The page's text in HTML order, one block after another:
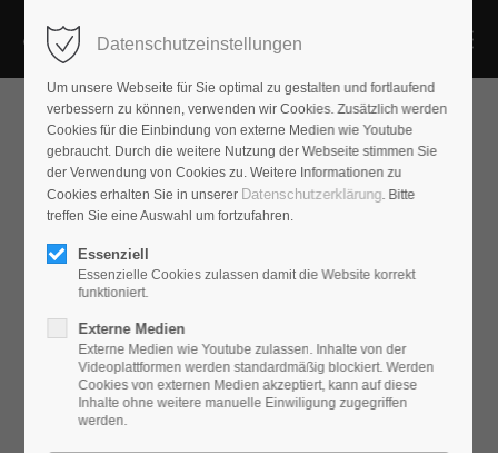
Datenschutzeinstellungen
Um unsere Webseite für Sie optimal zu gestalten und fortlaufend
verbessern zu können, verwenden wir Cookies. Zusätzlich werden
Cookies für die Einbindung von externe Medien wie Youtube
gebraucht. Durch die weitere Nutzung der Webseite stimmen Sie
der Verwendung von Cookies zu. Weitere Informationen zu
Cookies erhalten Sie in unserer Datenschutzerklärung. Bitte
treffen Sie eine Auswahl um fortzufahren.
Essenziell
Essenzielle Cookies zulassen damit die Website korrekt
funktioniert.
Externe Medien
Externe Medien wie Youtube zulassen. Inhalte von der
Videoplattformen werden standardmäßig blockiert. Werden
Cookies von externen Medien akzeptiert, kann auf diese
Inhalte ohne weitere manuelle Einwiligung zugegriffen
werden.